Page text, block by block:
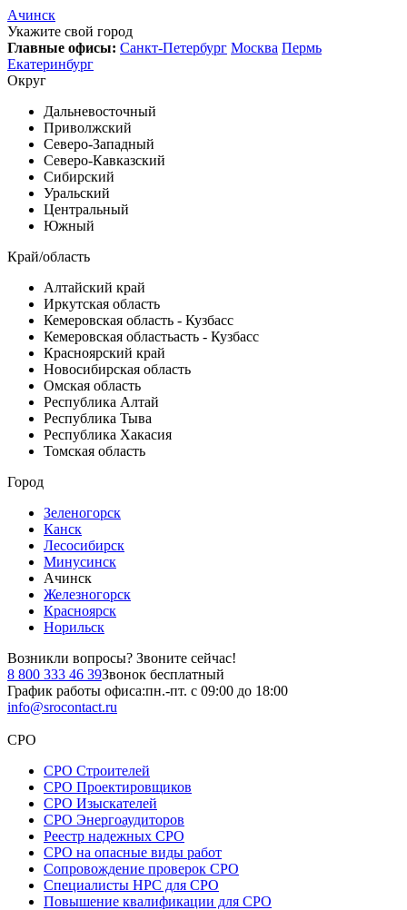
Ачинск
Укажите свой город
Главные офисы: Санкт-Петербург Москва Пермь
Екатеринбург
Округ
Дальневосточный
Приволжский
Северо-Западный
Северо-Кавказский
Сибирский
Уральский
Центральный
Южный
Край/область
Алтайский край
Иркутская область
Кемеровская область - Кузбасс
Кемеровская областьасть - Кузбасс
Красноярский край
Новосибирская область
Омская область
Республика Алтай
Республика Тыва
Республика Хакасия
Томская область
Город
Зеленогорск
Канск
Лесосибирск
Минусинск
Ачинск
Железногорск
Красноярск
Норильск
Возникли вопросы? Звоните сейчас!
8 800 333 46 39Звонок бесплатный
График работы офиса:пн.-пт. с 09:00 до 18:00
info@srocontact.ru
СРО
СРО Строителей
СРО Проектировщиков
СРО Изыскателей
СРО Энергоаудиторов
Реестр надежных СРО
СРО на опасные виды работ
Сопровождение проверок СРО
Специалисты НРС для СРО
Повышение квалификации для СРО